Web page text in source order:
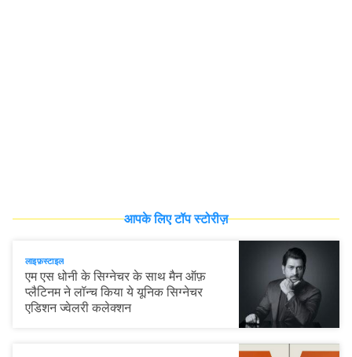
आपके लिए टॉप स्टोरीज़
लाइफ़स्टाइल
एम एस धोनी के सिग्नेचर के साथ मैन ऑफ़
प्लैटिनम ने लॉन्च किया ये यूनिक सिग्नेचर
एडिशन ज्वेलरी कलेक्शन